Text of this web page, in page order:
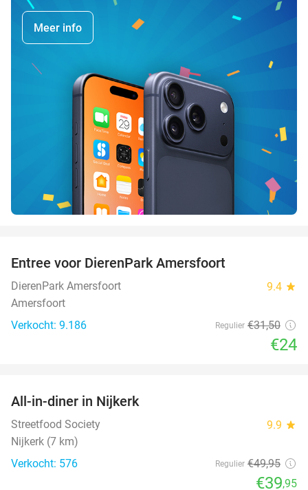
Meer info
Entree voor DierenPark Amersfoort
DierenPark Amersfoort 9.4 star
Amersfoort
Verkocht: 9.186
Regulier €31,50
€24
All-in-diner in Nijkerk
Streetfood Society 9.9 star
Nijkerk (7 km)
Verkocht: 576
Regulier €49,95
€39,95